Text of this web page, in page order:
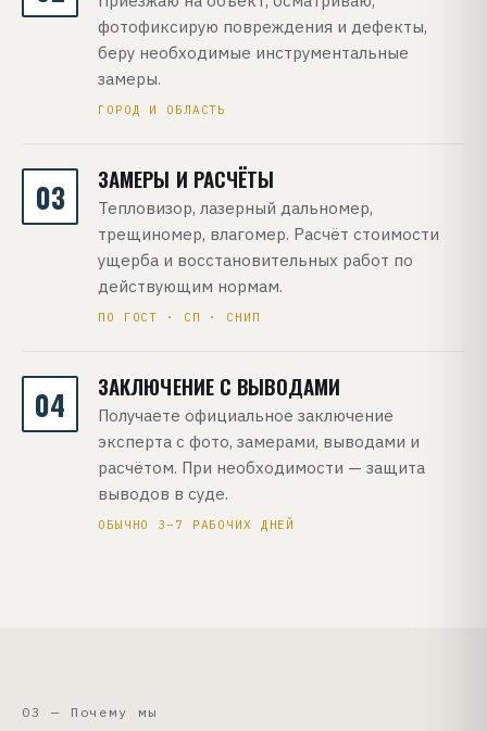
фотофиксирую повреждения и дефекты,
беру необходимые инструментальные
замеры.
ГОРОД И ОБЛАСТЬ
03 ЗАМЕРЫ И РАСЧЁТЫ
Тепловизор, лазерный дальномер,
трещиномер, влагомер. Расчёт стоимости
ущерба и восстановительных работ по
действующим нормам.
ПО ГОСТ · СП · СНИП
04 ЗАКЛЮЧЕНИЕ С ВЫВОДАМИ
Получаете официальное заключение
эксперта с фото, замерами, выводами и
расчётом. При необходимости — защита
выводов в суде.
ОБЫЧНО 3–7 РАБОЧИХ ДНЕЙ
03 — Почему мы